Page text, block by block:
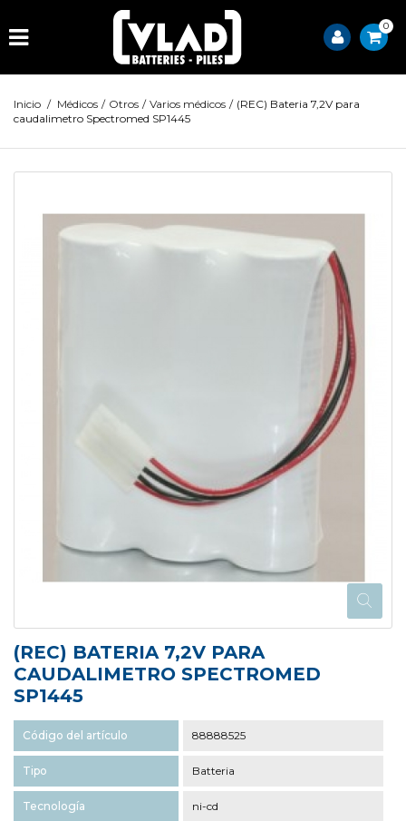
0
Inicio / Médicos / Otros / Varios médicos / (REC) Bateria 7,2V para
caudalimetro Spectromed SP1445
(REC) BATERIA 7,2V PARA
CAUDALIMETRO SPECTROMED
SP1445
Código del artículo 88888525
Tipo Batteria
Tecnología ni-cd